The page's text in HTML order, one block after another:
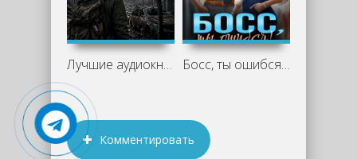
Лучшие аудиокниги про выживание: Босс, ты ошибся! - Ника Крылатая
Комментировать